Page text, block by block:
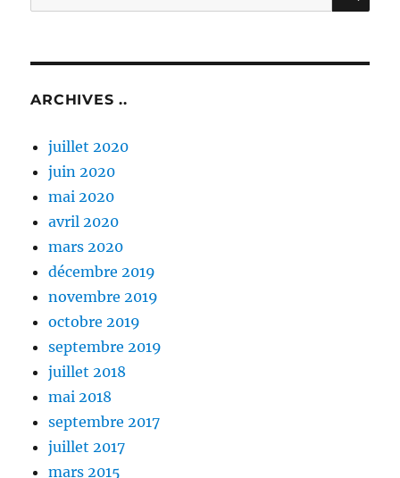
pour :
ARCHIVES ..
juillet 2020
juin 2020
mai 2020
avril 2020
mars 2020
décembre 2019
novembre 2019
octobre 2019
septembre 2019
juillet 2018
mai 2018
septembre 2017
juillet 2017
mars 2015